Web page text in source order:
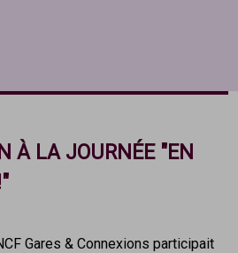
À LA JOURNÉE "EN
Gares & Connexions participait